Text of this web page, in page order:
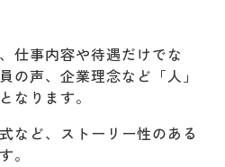
仕事内容や待遇だけでな
の声、企業理念など「人」
なります。
など、ストーリー性のある
。